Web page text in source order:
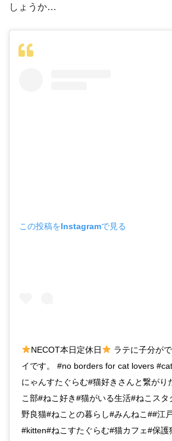
しょうか…
この投稿をInstagramで見る
NECOT本日定休日
ラテに子分が
イです。 #no borders for cat lovers
にゃんすたぐらむ#猫好きさんと繋がり
こ部#ねこ好き#猫がいる生活#ねこス
野良猫#ねことの暮らし#みんねこ##江
#kitten#ねこすたぐらむ#猫カフェ#保護